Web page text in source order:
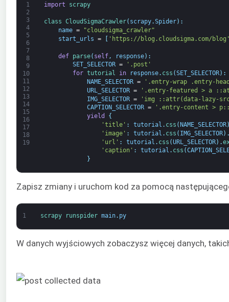
1
2
3
4
5
6
7
8
9
10
11
12
13
14
15
16
17
18
19
import scrapy
class CloudSigmaCrawler( scrapy.Spider) :
name =
"cloudsigma_crawler"
start_urls = 'https://blog.cloudsigma.com/
def parse( self, response) :
SET_SELECTOR =
'.post'
for tutorial in response. css (SET_SELECTOR) :
NAME_SELECTOR =
'.entry-wrap .entry-
URL_SELECTOR =
'.entry-featured > a
IMG_SELECTOR =
'img ::attr(data-lazy-
CAPTION_SELECTOR =
'.entry-content >
yield
{
'title' : tutorial . css ( NAME_SELECTOR
'image' : tutorial . css ( IMG_SELECTOR)
'url' : tutorial . css (URL_SELECTOR) .
'caption' : tutorial . css (
}
Zapisz zmiany i uruchom kod za pomocą
1 scrapy runspider main. py
W danych wyjściowych zobaczysz więcej danych,